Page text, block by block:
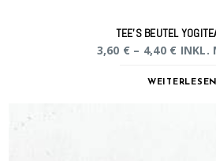
TEE’S BEUTEL
3,60 € – 4,40 € INKL.
WEITERLESEN